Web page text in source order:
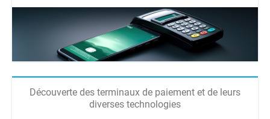
Découverte des terminaux de paiement et de leurs
diverses technologies